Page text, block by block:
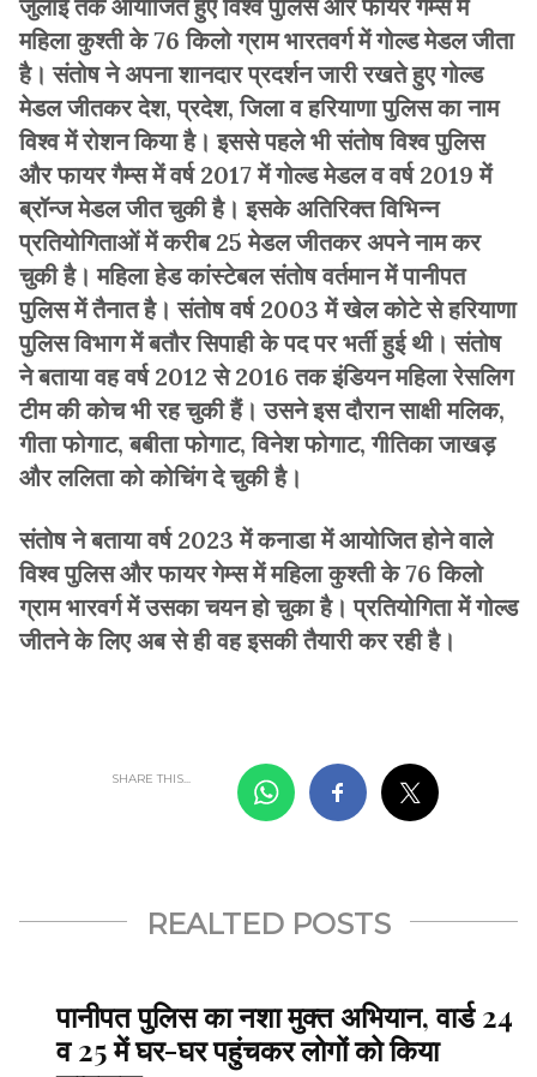
जुलाई तक आयोजित हुए विश्व पुलिस और फायर गैम्स में
महिला कुश्ती के 76 किलो ग्राम भारतवर्ग में गोल्ड मेडल जीता
है। संतोष ने अपना शानदार प्रदर्शन जारी रखते हुए गोल्ड
मेडल जीतकर देश, प्रदेश, जिला व हरियाणा पुलिस का नाम
विश्व में रोशन किया है। इससे पहले भी संतोष विश्व पुलिस
और फायर गैम्स में वर्ष 2017 में गोल्ड मेडल व वर्ष 2019 में
ब्रॉन्ज मेडल जीत चुकी है। इसके अतिरिक्त विभिन्न
प्रतियोगिताओं में करीब 25 मेडल जीतकर अपने नाम कर
चुकी है। महिला हेड कांस्टेबल संतोष वर्तमान में पानीपत
पुलिस में तैनात है। संतोष वर्ष 2003 में खेल कोटे से हरियाणा
पुलिस विभाग में बतौर सिपाही के पद पर भर्ती हुई थी। संतोष
ने बताया वह वर्ष 2012 से 2016 तक इंडियन महिला रेसलिग
टीम की कोच भी रह चुकी हैं। उसने इस दौरान साक्षी मलिक,
गीता फोगाट, बबीता फोगाट, विनेश फोगाट, गीतिका जाखड़
और ललिता को कोचिंग दे चुकी है।
संतोष ने बताया वर्ष 2023 में कनाडा में आयोजित होने वाले
विश्व पुलिस और फायर गेम्स में महिला कुश्ती के 76 किलो
ग्राम भारवर्ग में उसका चयन हो चुका है। प्रतियोगिता में गोल्ड
जीतने के लिए अब से ही वह इसकी तैयारी कर रही है।
SHARE THIS...
REALTED POSTS
पानीपत पुलिस का नशा मुक्त अभियान, वार्ड 24
व 25 में घर-घर पहुंचकर लोगों को किया